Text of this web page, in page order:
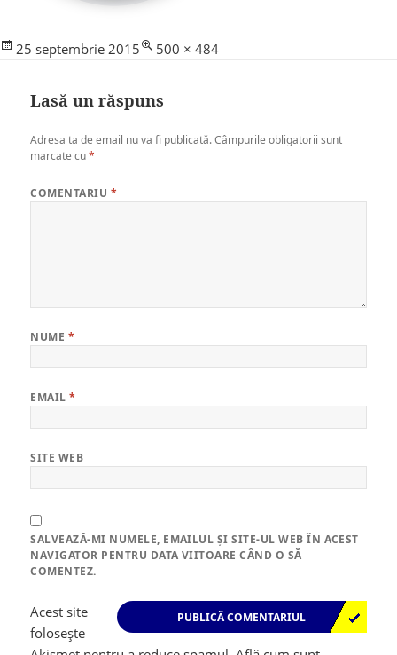
Posted
25 septembrie 2015
Full
500 × 484
Lasă un răspuns
Adresa ta de email nu va fi publicată. Câmpurile obligatorii sunt
marcate cu*
COMENTARIU *
NUME *
EMAIL*
SITE WEB
SALVEAZĂ-MI NUMELE, EMAILUL ȘI SITE-UL WEB ÎN ACEST
NAVIGATOR PENTRU DATA VIITOARE CÂND O SĂ
COMENTEZ.
Acest site
folosește